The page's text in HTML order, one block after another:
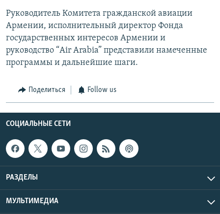
Руководитель Комитета гражданской авиации
Армении, исполнительный директор Фонда
государственных интересов Армении и
руководство “Air Arabia” представили намеченные
программы и дальнейшие шаги.
Поделиться Follow us
СОЦИАЛЬНЫЕ СЕТИ
РАЗДЕЛЫ
МУЛЬТИМЕДИА